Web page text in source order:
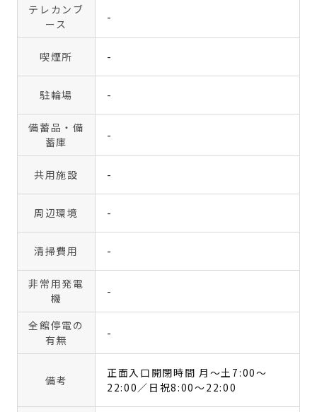
テレカンブ
ース
-
喫煙所 -
駐輪場 -
備蓄品・備
蓄庫
-
共用施設 -
周辺環境 -
清掃費用 -
非常用発電
機
-
全館停電の
有無
-
備考
正面入口開閉時間 月～土7:00～
22:00／日祝8:00～22:00